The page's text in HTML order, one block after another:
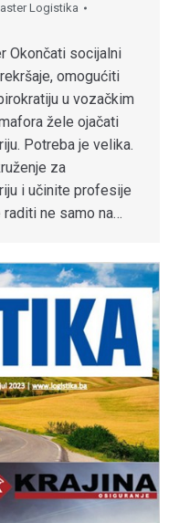
Logistika
Okončati socijalni
omogućiti
u vozačkim
žele ojačati
Potreba je velika.
za
i učinite profesije
ne samo na…